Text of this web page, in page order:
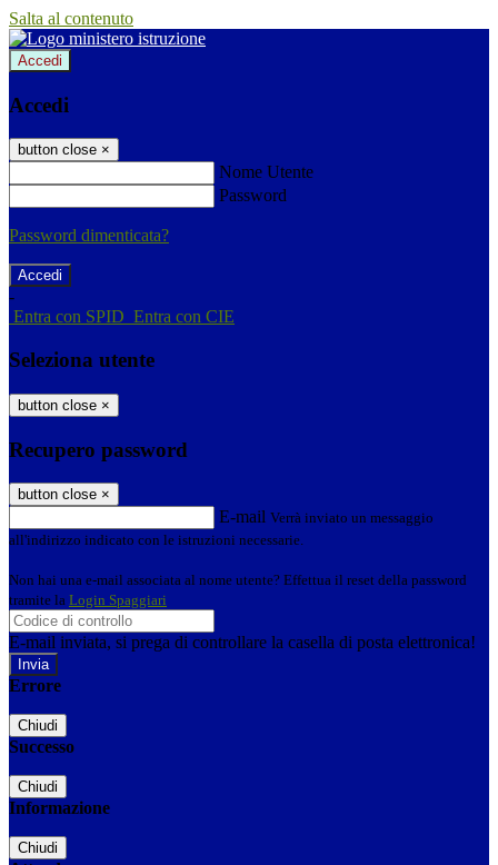
Salta al contenuto
Accedi
Accedi
button close ×
Nome Utente
Password
Password dimenticata?
-
Entra con SPID Entra con CIE
Seleziona utente
button close ×
Recupero password
button close ×
E-mail Verrà inviato un messaggio
all'indirizzo indicato con le istruzioni necessarie.
Non hai una e-mail associata al nome utente? Effettua il reset della password
tramite la Login Spaggiari
E-mail inviata, si prega di controllare la casella di posta elettronica!
Errore
Chiudi
Successo
Chiudi
Informazione
Chiudi